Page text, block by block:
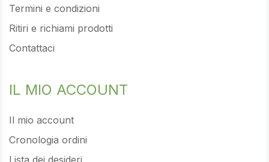
Termini e condizioni
Ritiri e richiami prodotti
Contattaci
IL MIO ACCOUNT
Il mio account
Cronologia ordini